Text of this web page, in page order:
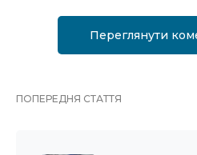
Переглянути
ПОПЕРЕДНЯ СТАТТЯ